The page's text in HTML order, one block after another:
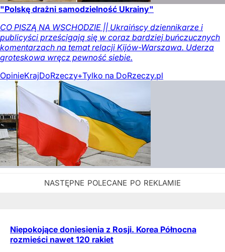
"Polskę drażni samodzielność Ukrainy"
CO PISZĄ NA WSCHODZIE || Ukraińscy dziennikarze i
publicyści prześcigają się w coraz bardziej buńczucznych
komentarzach na temat relacji Kijów-Warszawa. Uderza
groteskowa wręcz pewność siebie.
OpinieKrajDoRzeczy+Tylko na DoRzeczy.pl
Niepokojące doniesienia z Rosji. Korea Północna
rozmieści nawet 120 rakiet